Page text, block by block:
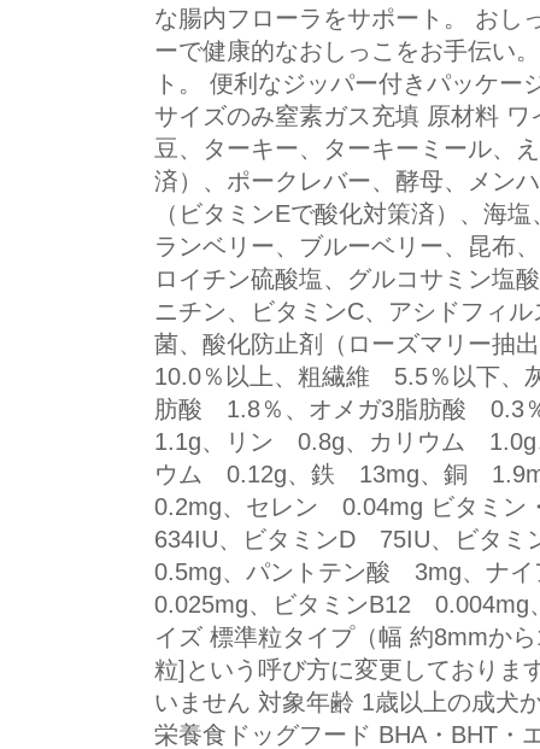
な腸内フローラをサポート。 おし
ーで健康的なおしっこをお手伝い
ト。 便利なジッパー付きパッケ
サイズのみ窒素ガス充填 原材料
豆、ターキー、ターキーミール、
済）、ポークレバー、酵母、メン
（ビタミンEで酸化対策済）、海
ランベリー、ブルーベリー、昆布
ロイチン硫酸塩、グルコサミン塩
ニチン、ビタミンC、アシドフィ
菌、酸化防止剤（ローズマリー
10.0％以上、粗繊維 5.5％以下
肪酸 1.8％、オメガ3脂肪酸 0.3
1.1g、リン 0.8g、カリウム
ウム 0.12g、鉄 13mg、銅
0.2mg、セレン 0.04mg ビタミン
634IU、ビタミンD 75IU、ビタ
0.5mg、パントテン酸 3mg、ナ
0.025mg、ビタミンB12
イズ 標準粒タイプ（幅 約8mmか
粒]という呼び方に変更しておりま
いません 対象年齢 1歳以上の成犬
栄養食ドッグフード BHA・BHT・